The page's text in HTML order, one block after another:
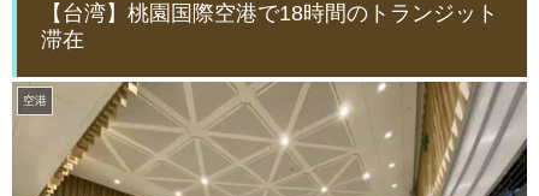
【台湾】桃園国際空港で18時間のトランジット
滞在
空港